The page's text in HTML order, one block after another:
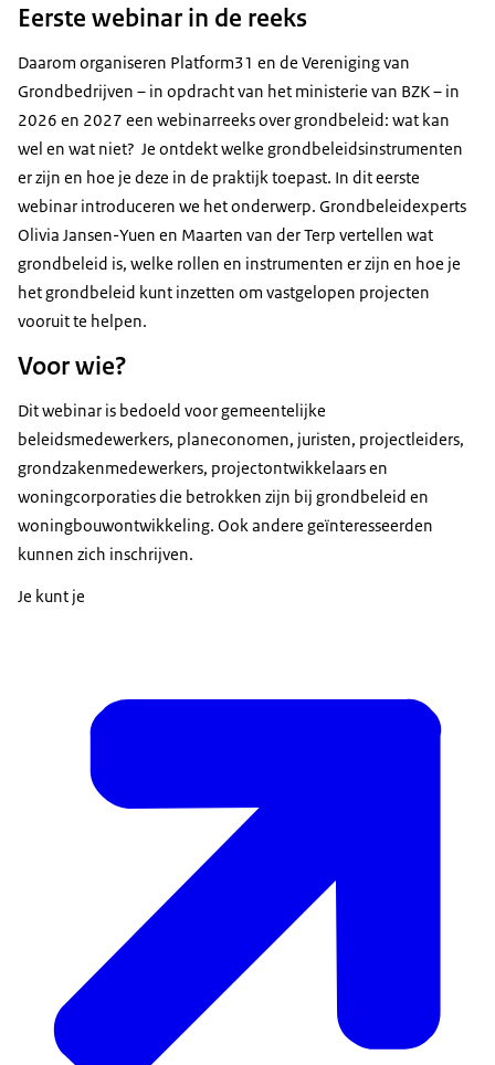
Eerste webinar in de reeks
Daarom organiseren Platform31 en de Vereniging van
Grondbedrijven – in opdracht van het ministerie van BZK – in
2026 en 2027 een webinarreeks over grondbeleid: wat kan
wel en wat niet? Je ontdekt welke grondbeleidsinstrumenten
er zijn en hoe je deze in de praktijk toepast. In dit eerste
webinar introduceren we het onderwerp. Grondbeleidexperts
Olivia Jansen-Yuen en Maarten van der Terp vertellen wat
grondbeleid is, welke rollen en instrumenten er zijn en hoe je
het grondbeleid kunt inzetten om vastgelopen projecten
vooruit te helpen.
Voor wie?
Dit webinar is bedoeld voor gemeentelijke
beleidsmedewerkers, planeconomen, juristen, projectleiders,
grondzakenmedewerkers, projectontwikkelaars en
woningcorporaties die betrokken zijn bij grondbeleid en
woningbouwontwikkeling. Ook andere geïnteresseerden
kunnen zich inschrijven.
Je kunt je